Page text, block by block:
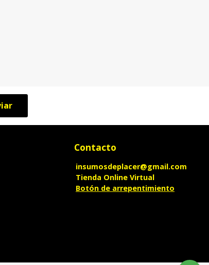
Contacto
insumosdeplacer@gmail.com
Tienda Online Virtual
Botón de arrepentimiento